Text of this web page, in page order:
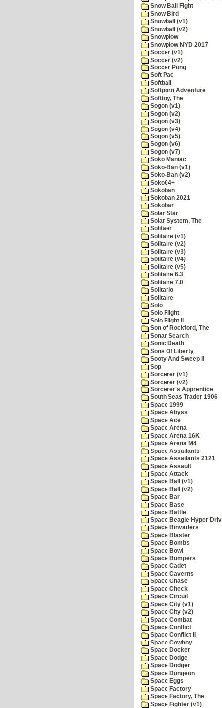
Snow Ball Fight
Snow Bird
Snowball (v1)
Snowball (v2)
Snowplow
Snowplow NYD 2017
Soccer (v1)
Soccer (v2)
Soccer Pong
Soft Pac
Softball
Softporn Adventure
Softtoy, The
Sogon (v1)
Sogon (v2)
Sogon (v3)
Sogon (v4)
Sogon (v5)
Sogon (v6)
Sogon (v7)
Soko Maniac
Soko-Ban (v1)
Soko-Ban (v2)
Soko64+
Sokoban
Sokoban 2021
Sokobar
Solar Star
Solar System, The
Solitaer
Solitaire (v1)
Solitaire (v2)
Solitaire (v3)
Solitaire (v4)
Solitaire (v5)
Solitaire 6.3
Solitaire 7.0
Solitario
Solltaire
Solo
Solo Flight
Solo Flight II
Son of Rockford, The
Sonar Search
Sonic Death
Sons Of Liberty
Sooty And Sweep II
Sop
Sorcerer (v1)
Sorcerer (v2)
Sorcerer's Apprentice
South Seas Trader 1906
Space 1999
Space Abyss
Space Ace
Space Arena
Space Arena 16K
Space Arena M4
Space Assailants
Space Assailants 2121
Space Assault
Space Attack
Space Ball (v1)
Space Ball (v2)
Space Bar
Space Base
Space Battle
Space Beagle Hyper
Space Binvaders
Space Blaster
Space Bombs
Space Bowl
Space Bumpers
Space Cadet
Space Caverns
Space Chase
Space Check
Space Circuit
Space City (v1)
Space City (v2)
Space Combat
Space Conflict
Space Conflict II
Space Cowboy
Space Docker
Space Dodge
Space Dodger
Space Dungeon
Space Eggs
Space Factory
Space Factory, The
Space Fighter (v1)